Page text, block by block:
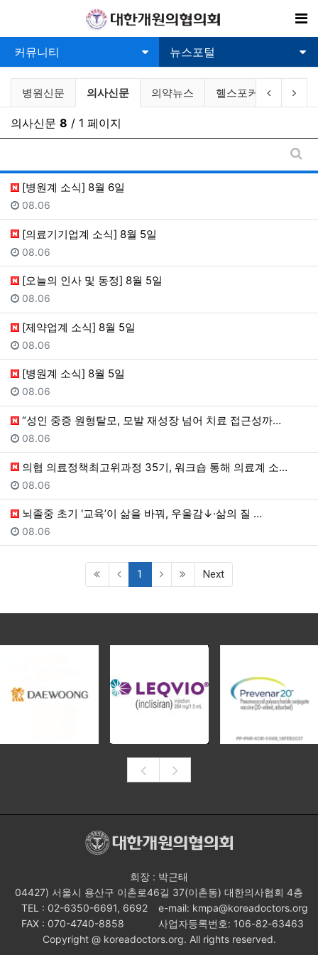
커뮤니티 뉴스포털
의료관련뉴스 분류 목록
병원신문 현재 분류
의사신문 의약뉴스 헬스포커스뉴스이전 분류
다
의사신문 8 / 1 페이지
게
[병원계 소식] 8월 6일
등록일
08.06
[의료기기업계 소식] 8월 5일
등록일
08.06
[오늘의 인사 및 동정] 8월 5일
등록일
08.06
[제약업계 소식] 8월 5일
등록일
08.06
[병원계 소식] 8월 5일
등록일
08.06
“성인 중증 원형탈모, 모발 재성장 넘어 치료 접근성까…
등록일
08.06
의협 의료정책최고위과정 35기, 워크숍 통해 의료계 소…
등록일
08.06
뇌졸중 초기 '교육’이 삶을 바꿔, 우울감↓·삶의 질 …
등록일
08.06
1 (current) Next
회장 : 박근태
04427) 서울시 용산구 이촌로46길 37(이촌동) 대한의사협회 4층
TEL : 02-6350-6691, 6692
FAX : 070-4740-8858
e-mail: kmpa@koreadoctors.org
사업자등록번호: 106-82-63463
Copyright @ koreadoctors.org. All rights reserved.